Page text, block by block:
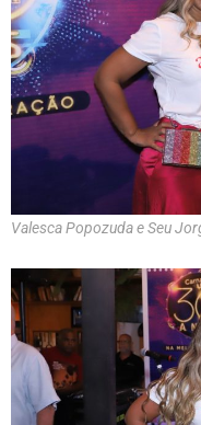
Valesca Popozuda e Seu